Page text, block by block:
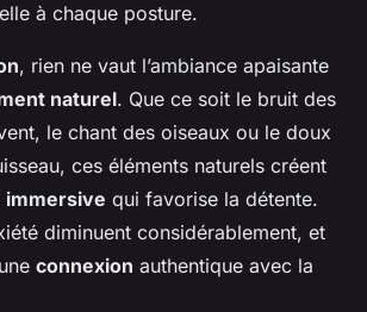
à chaque posture.
, rien ne vaut l’ambiance apaisante
naturel. Que ce soit le bruit des
le chant des oiseaux ou le doux
ces éléments naturels créent
immersive qui favorise la détente.
diminuent considérablement, et
connexion authentique avec la